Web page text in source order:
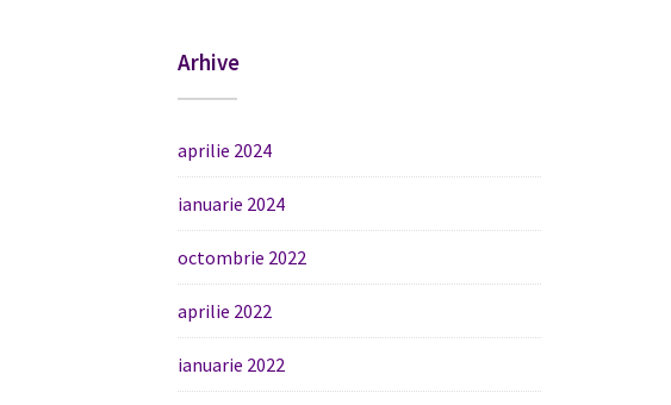
Arhive
aprilie 2024
ianuarie 2024
octombrie 2022
aprilie 2022
ianuarie 2022